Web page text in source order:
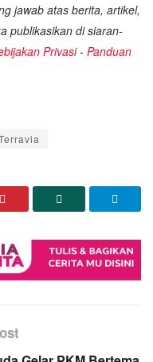
jawab atas berita, artikel,
publikasikan di siaran-
Privasi- Panduan